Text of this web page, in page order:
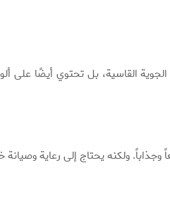
القاسية، بل تحتوي أيضًا على
وجذاباً. ولكنه يحتاج إلى رعاية